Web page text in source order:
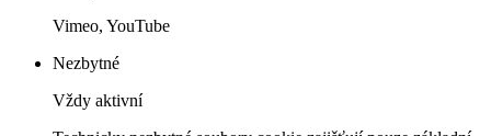
Vimeo, YouTube
Nezbytné
Vždy aktivní